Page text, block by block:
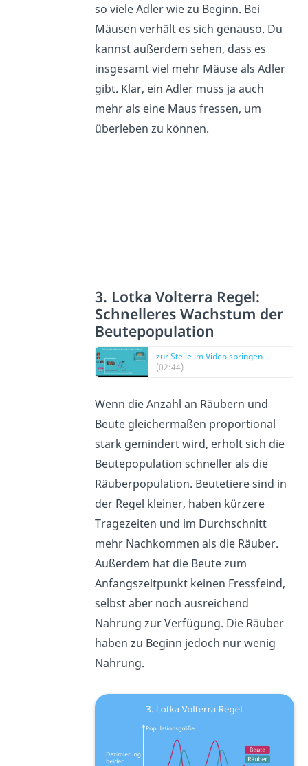
so viele Adler wie zu Beginn. Bei
Mäusen verhält es sich genauso. Du
kannst außerdem sehen, dass es
insgesamt viel mehr Mäuse als Adler
gibt. Klar, ein Adler muss ja auch
mehr als eine Maus fressen, um
überleben zu können.
3. Lotka Volterra Regel:
Schnelleres Wachstum der
Beutepopulation
zur Stelle im Video springen
(02:44)
Wenn die Anzahl an Räubern und
Beute gleichermaßen proportional
stark gemindert wird, erholt sich die
Beutepopulation schneller als die
Räuberpopulation. Beutetiere sind in
der Regel kleiner, haben kürzere
Tragezeiten und im Durchschnitt
mehr Nachkommen als die Räuber.
Außerdem hat die Beute zum
Anfangszeitpunkt keinen Fressfeind,
selbst aber noch ausreichend
Nahrung zur Verfügung. Die Räuber
haben zu Beginn jedoch nur wenig
Nahrung.